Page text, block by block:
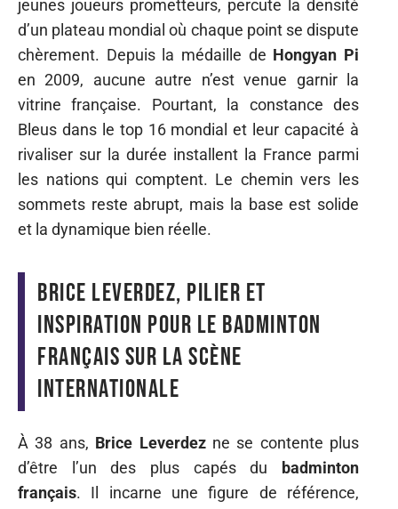
jeunes joueurs prometteurs, percute la densité
d’un plateau mondial où chaque point se dispute
chèrement. Depuis la médaille de Hongyan Pi
en 2009, aucune autre n’est venue garnir la
vitrine française. Pourtant, la constance des
Bleus dans le top 16 mondial et leur capacité à
rivaliser sur la durée installent la France parmi
les nations qui comptent. Le chemin vers les
sommets reste abrupt, mais la base est solide
et la dynamique bien réelle.
Brice Leverdez, pilier et
inspiration pour le badminton
français sur la scène
internationale
À 38 ans, Brice Leverdezne se contente plus
d’être l’un des plus capés du
badminton
français. Il incarne une figure de référence,